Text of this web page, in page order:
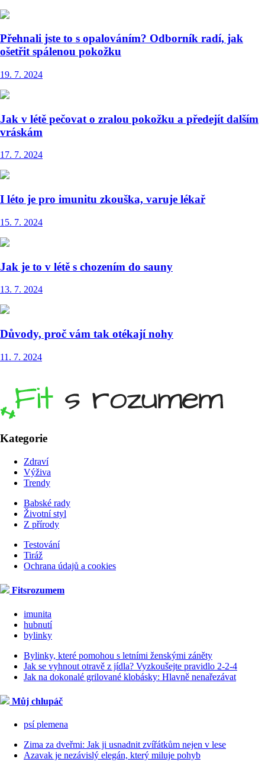
Přehnali jste to s opalováním? Odborník radí, jak
ošetřit spálenou pokožku
19. 7. 2024
Jak v létě pečovat o zralou pokožku a předejít dalším
vráskám
17. 7. 2024
I léto je pro imunitu zkouška, varuje lékař
15. 7. 2024
Jak je to v létě s chozením do sauny
13. 7. 2024
Důvody, proč vám tak otékají nohy
11. 7. 2024
Kategorie
Zdraví
Výživa
Trendy
Babské rady
Životní styl
Z přírody
Testování
Tiráž
Ochrana údajů a cookies
Fitsrozumem
imunita
hubnutí
bylinky
Bylinky, které pomohou s letními ženskými záněty
Jak se vyhnout otravě z jídla? Vyzkoušejte pravidlo 2-2-4
Jak na dokonalé grilované klobásky: Hlavně nenařezávat
Můj chlupáč
psí plemena
Zima za dveřmi: Jak ji usnadnit zvířátkům nejen v lese
Azavak je nezávislý elegán, který miluje pohyb